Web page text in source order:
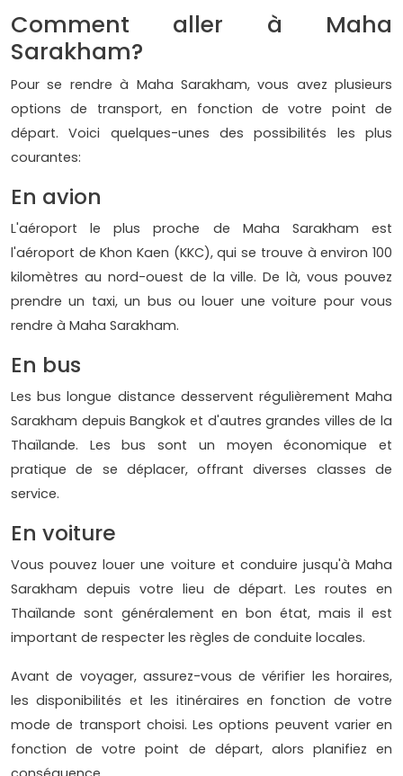
Comment aller à Maha
Sarakham?
Pour se rendre à Maha Sarakham, vous avez plusieurs
options de transport, en fonction de votre point de
départ. Voici quelques-unes des possibilités les plus
courantes:
En avion
L'aéroport le plus proche de Maha Sarakham est
l'aéroport de Khon Kaen (KKC), qui se trouve à environ 100
kilomètres au nord-ouest de la ville. De là, vous pouvez
prendre un taxi, un bus ou louer une voiture pour vous
rendre à Maha Sarakham.
En bus
Les bus longue distance desservent régulièrement Maha
Sarakham depuis Bangkok et d'autres grandes villes de la
Thaïlande. Les bus sont un moyen économique et
pratique de se déplacer, offrant diverses classes de
service.
En voiture
Vous pouvez louer une voiture et conduire jusqu'à Maha
Sarakham depuis votre lieu de départ. Les routes en
Thaïlande sont généralement en bon état, mais il est
important de respecter les règles de conduite locales.
Avant de voyager, assurez-vous de vérifier les horaires,
les disponibilités et les itinéraires en fonction de votre
mode de transport choisi. Les options peuvent varier en
fonction de votre point de départ, alors planifiez en